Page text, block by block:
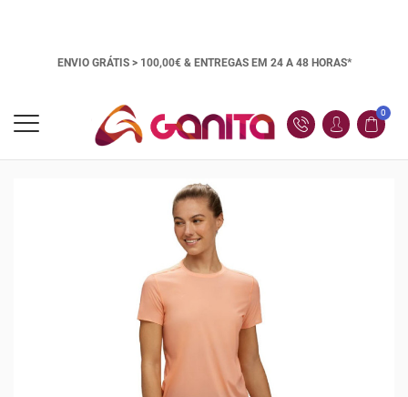
ENVIO GRÁTIS > 100,00€ & ENTREGAS EM 24 A 48 HORAS*
0